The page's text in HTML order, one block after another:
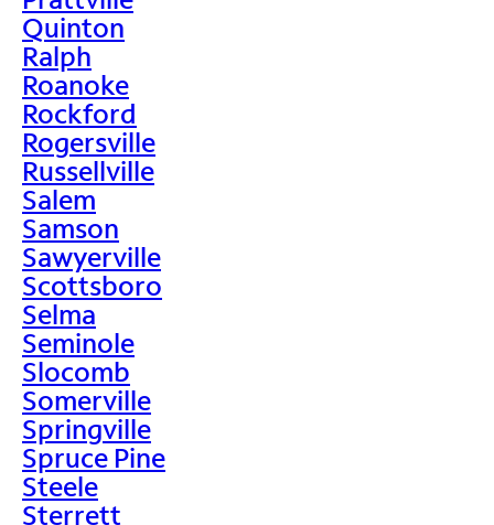
Quinton
Ralph
Roanoke
Rockford
Rogersville
Russellville
Salem
Samson
Sawyerville
Scottsboro
Selma
Seminole
Slocomb
Somerville
Springville
Spruce Pine
Steele
Sterrett